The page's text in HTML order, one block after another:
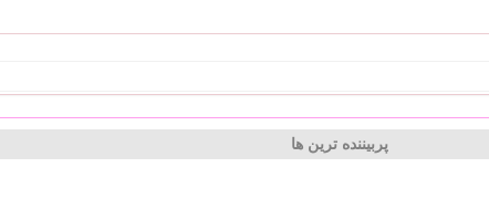
پربیننده ترین ها